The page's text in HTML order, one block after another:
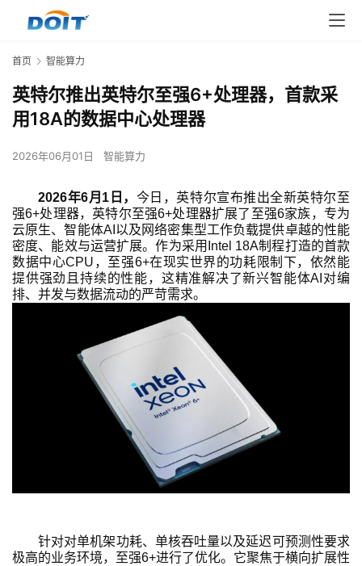
首页 智能算力
英特尔推出英特尔至强6+处理器，首款采
用18A的数据中心处理器
2026年06月01日 智能算力
2026年6月 1 日， 今日，英特尔宣布推出全新英特尔至
强6+处理器， 英特尔至强6+处理器扩展了至强6家族，专为
云原生、智能体AI 以及网络密集型工作负载提供卓越的性能
密度、能效与运营扩展。作为采用 Intel 18A制程打造的首款
数据中心CPU ，至强6+在现实世界的功耗限制下，依然能
提供强劲且持续的性能，这精准解决了新兴智能体AI 对编
排、并发与数据流动的严苛需求。
针对对单机架功耗、单核吞吐量以及延迟可预测性要求
极高的业务环境，至强6+进行了优化。它聚焦于横向扩展性